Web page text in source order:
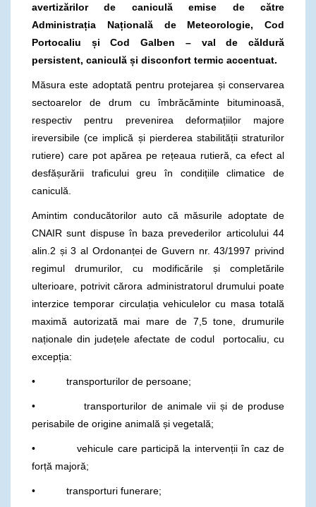
avertizărilor de caniculă emise de către
Administrația Națională de Meteorologie, Cod
Portocaliu și Cod Galben – val de căldură
persistent, caniculă și disconfort termic accentuat.
Măsura este adoptată pentru protejarea și conservarea
sectoarelor de drum cu îmbrăcăminte bituminoasă,
respectiv pentru prevenirea deformațiilor majore
ireversibile (ce implică și pierderea stabilității straturilor
rutiere) care pot apărea pe rețeaua rutieră, ca efect al
desfășurării traficului greu în condițiile climatice de
caniculă.
Amintim conducătorilor auto că măsurile adoptate de
CNAIR sunt dispuse în baza prevederilor articolului 44
alin.2 și 3 al Ordonanței de Guvern nr. 43/1997 privind
regimul drumurilor, cu modificările și completările
ulterioare, potrivit cărora administratorul drumului poate
interzice temporar circulația vehiculelor cu masa totală
maximă autorizată mai mare de 7,5 tone, drumurile
naționale din județele afectate de codul portocaliu, cu
excepția:
• transporturilor de persoane;
• transporturilor de animale vii și de produse
perisabile de origine animală și vegetală;
• vehicule care participă la intervenții în caz de
forță majoră;
• transporturi funerare;